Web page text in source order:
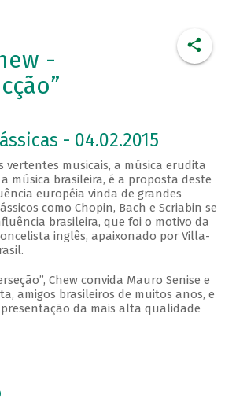
-
- 04.02.2015
vertentes musicais, a música erudita
música brasileira, é a proposta deste
européia vinda de grandes
como Chopin, Bach e Scriabin se
brasileira, que foi o motivo da
inglês, apaixonado por Villa-
Chew convida Mauro Senise e
amigos brasileiros de muitos anos, e
da mais alta qualidade